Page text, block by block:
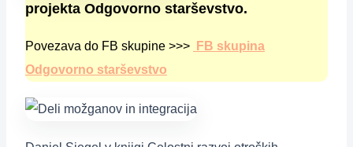
projekta Odgovorno starševstvo.
Povezava do FB skupine >>>
FB skupina
Odgovorno starševstvo